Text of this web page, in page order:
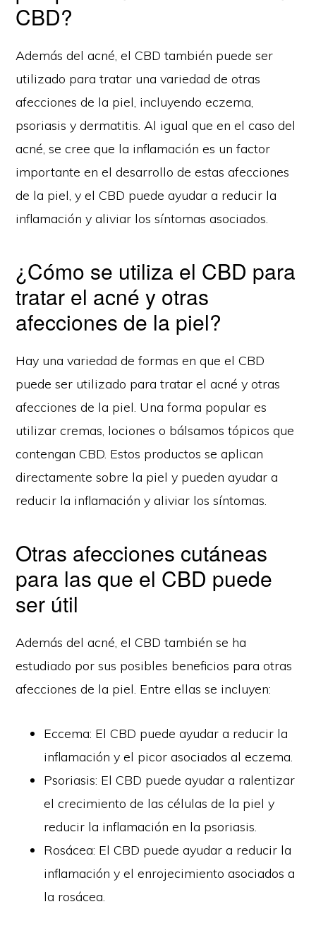
CBD?
Además del acné, el CBD también puede ser
utilizado para tratar una variedad de otras
afecciones de la piel, incluyendo eczema,
psoriasis y dermatitis. Al igual que en el caso del
acné, se cree que la inflamación es un factor
importante en el desarrollo de estas afecciones
de la piel, y el CBD puede ayudar a reducir la
inflamación y aliviar los síntomas asociados.
¿Cómo se utiliza el CBD para
tratar el acné y otras
afecciones de la piel?
Hay una variedad de formas en que el CBD
puede ser utilizado para tratar el acné y otras
afecciones de la piel. Una forma popular es
utilizar cremas, lociones o bálsamos tópicos que
contengan CBD. Estos productos se aplican
directamente sobre la piel y pueden ayudar a
reducir la inflamación y aliviar los síntomas.
Otras afecciones cutáneas
para las que el CBD puede
ser útil
Además del acné, el CBD también se ha
estudiado por sus posibles beneficios para otras
afecciones de la piel. Entre ellas se incluyen:
Eccema: El CBD puede ayudar a reducir la
inflamación y el picor asociados al eczema.
Psoriasis: El CBD puede ayudar a ralentizar
el crecimiento de las células de la piel y
reducir la inflamación en la psoriasis.
Rosácea: El CBD puede ayudar a reducir la
inflamación y el enrojecimiento asociados a
la rosácea.